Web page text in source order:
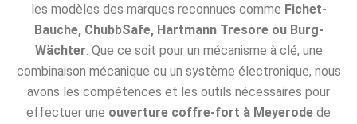
les modèles des marques reconnues comme Fichet-
Bauche, ChubbSafe, Hartmann Tresore ou Burg-
Wächter . Que ce soit pour un mécanisme à clé, une
combinaison mécanique ou un système électronique, nous
avons les compétences et les outils nécessaires pour
effectuer une ouverture coffre-fort à Meyerode de